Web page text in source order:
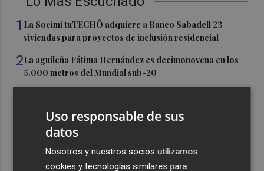
1 La Socimi tuTECHÔ adquiere a Banco Sabadell 23
viviendas para proyectos de inclusión residencial
2La aguileña Fátima Hernández es decimonovena en los
5.000 metros del Mundial sub-20
Crece la confianza por la deuda española: el Tesoro
La Generalitat destina 5,5 millones a impulsar la
Uso responsable de sus
datos
Nosotros y nuestros socios utilizamos
cookies y tecnologías similares para